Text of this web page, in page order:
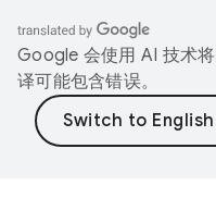
Google 会使用 AI 技术
译可能包含错误。